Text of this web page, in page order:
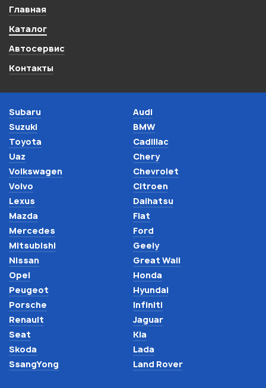
Главная
Каталог
Автосервис
Контакты
Audi
BMW
Cadillac
Chery
Chevrolet
Citroen
Daihatsu
Fiat
Ford
Geely
Great Wall
Honda
Hyundai
Infiniti
Jaguar
Kia
Lada
Land Rover
Lexus
Mazda
Mercedes
Mitsubishi
Nissan
Opel
Peugeot
Porsche
Renault
Seat
Skoda
SsangYong
Subaru
Suzuki
Toyota
Uaz
Volkswagen
Volvo